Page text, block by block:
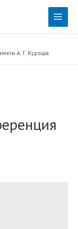
Main
А. Г. Куроша